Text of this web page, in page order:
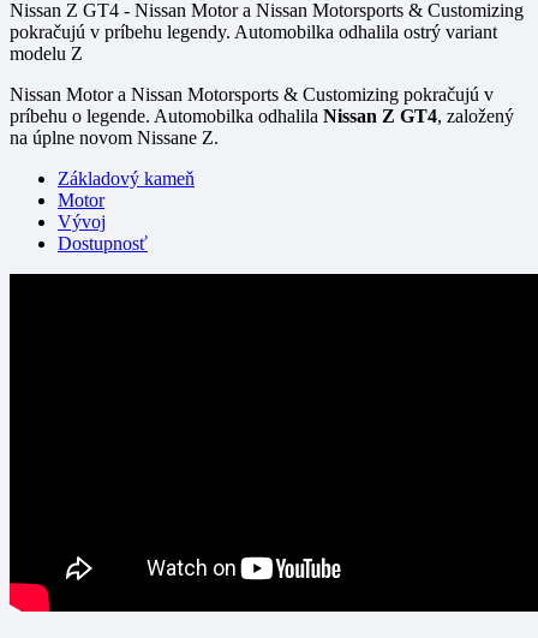
Nissan Z GT4 - Nissan Motor a Nissan Motorsports & Customizing
pokračujú v príbehu legendy. Automobilka odhalila ostrý variant
modelu Z
Nissan Motor a Nissan Motorsports & Customizing pokračujú v
príbehu o legende. Automobilka odhalila Nissan Z GT4, založený
na úplne novom Nissane Z.
Základový kameň
Motor
Vývoj
Dostupnosť